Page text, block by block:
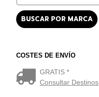
COSTES DE ENVÍO
GRATIS *
Consultar Destinos